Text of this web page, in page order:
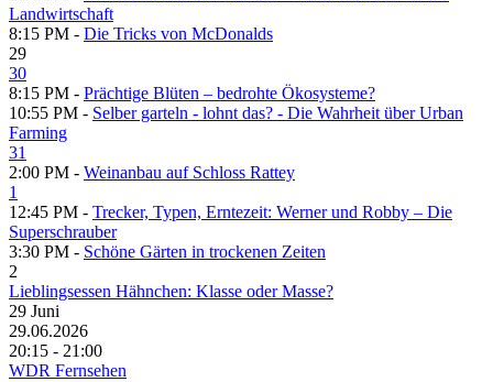
Landwirtschaft
8:15 PM - Die Tricks von McDonalds
29
30
8:15 PM - Prächtige Blüten – bedrohte Ökosysteme?
10:55 PM - Selber garteln - lohnt das? - Die Wahrheit über Urban
Farming
31
2:00 PM - Weinanbau auf Schloss Rattey
1
12:45 PM - Trecker, Typen, Erntezeit: Werner und Robby – Die
Superschrauber
3:30 PM - Schöne Gärten in trockenen Zeiten
2
Lieblingsessen Hähnchen: Klasse oder Masse?
29 Juni
29.06.2026
20:15 - 21:00
WDR Fernsehen